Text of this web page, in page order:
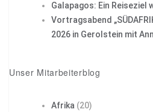
Galapagos: Ein Reiseziel
Vortragsabend
2026 in Gerolstein mit
Unser Mitarbeiterblog
Afrika (20)